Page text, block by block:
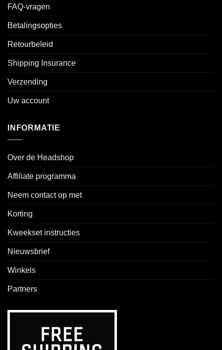
FAQ-vragen
Betalingsopties
Retourbeleid
Shipping Insurance
Verzending
Uw account
INFORMATIE
Over de Headshop
Affiliate programma
Neem contact op met
Korting
Kweekset instructies
Nieuwsbrief
Winkels
Partners